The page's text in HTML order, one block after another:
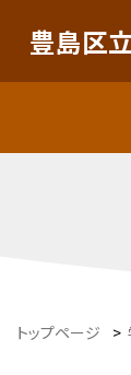
豊島区
トップページ >